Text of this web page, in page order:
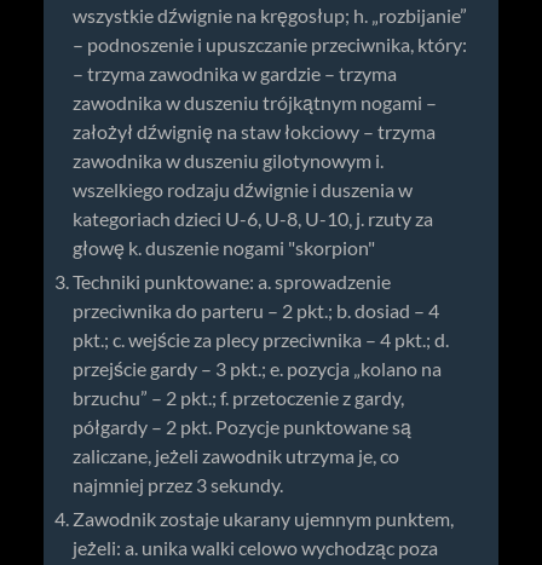
wszystkie dźwignie na kręgosłup; h. „rozbijanie”
– podnoszenie i upuszczanie przeciwnika, który:
– trzyma zawodnika w gardzie – trzyma
zawodnika w duszeniu trójkątnym nogami –
założył dźwignię na staw łokciowy – trzyma
zawodnika w duszeniu gilotynowym i.
wszelkiego rodzaju dźwignie i duszenia w
kategoriach dzieci U-6, U-8, U-10, j. rzuty za
głowę k. duszenie nogami "skorpion"
Techniki punktowane: a. sprowadzenie
przeciwnika do parteru – 2 pkt.; b. dosiad – 4
pkt.; c. wejście za plecy przeciwnika – 4 pkt.; d.
przejście gardy – 3 pkt.; e. pozycja „kolano na
brzuchu” – 2 pkt.; f. przetoczenie z gardy,
półgardy – 2 pkt. Pozycje punktowane są
zaliczane, jeżeli zawodnik utrzyma je, co
najmniej przez 3 sekundy.
Zawodnik zostaje ukarany ujemnym punktem,
jeżeli: a. unika walki celowo wychodząc poza